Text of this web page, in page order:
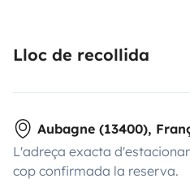
Lloc de recollida
Aubagne (13400),
L'adreça exacta
cop confirmada la reserva.